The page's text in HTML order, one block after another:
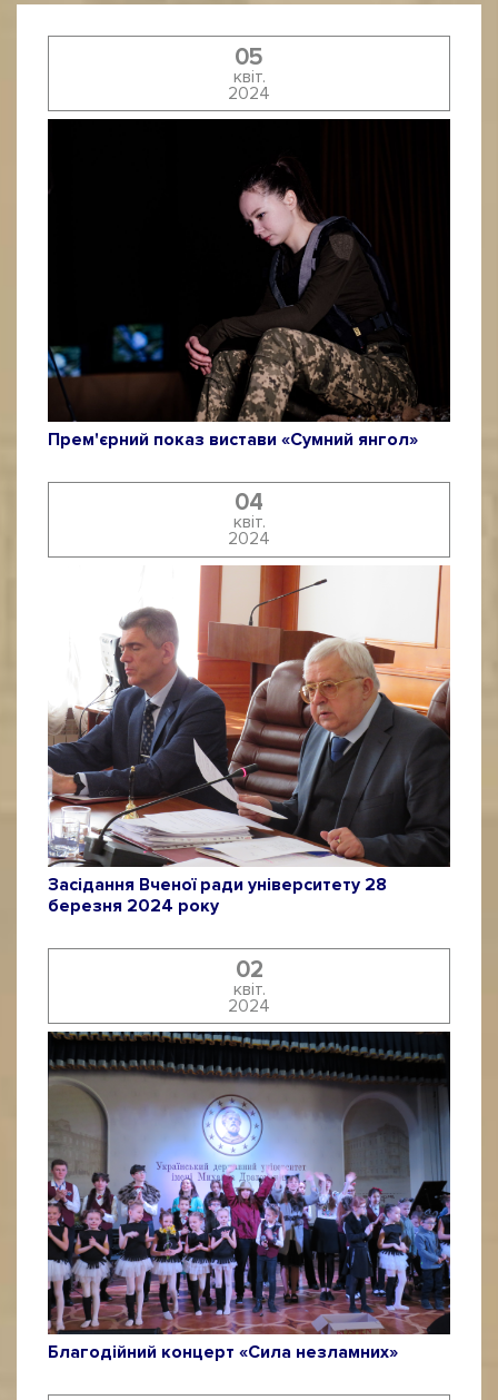
05
квіт.
2024
Прем'єрний показ вистави «Сумний янгол»
04
квіт.
2024
Засідання Вченої ради університету 28
березня 2024 року
02
квіт.
2024
Благодійний концерт «Сила незламних»